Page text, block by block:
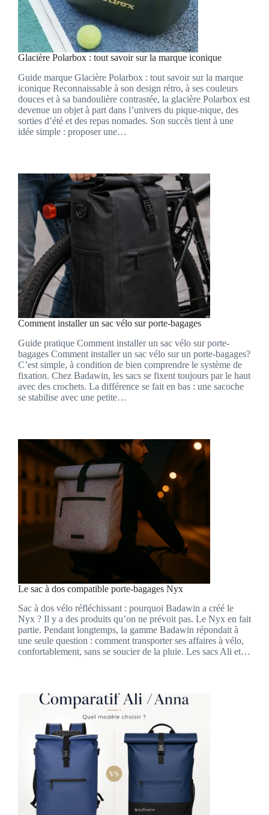
Glacière Polarbox : tout savoir sur la marque iconique
Guide marque Glacière Polarbox : tout savoir sur la marque
iconique Reconnaissable à son design rétro, à ses couleurs
douces et à sa bandoulière contrastée, la glacière Polarbox est
devenue un objet à part dans l’univers du pique-nique, des
sorties d’été et des repas nomades. Son succès tient à une
idée simple : proposer une…
Comment installer un sac vélo sur porte-bagages
Guide pratique Comment installer un sac vélo sur porte-
bagages Comment installer un sac vélo sur un porte-bagages?
C’est simple, à condition de bien comprendre le système de
fixation. Chez Badawin, les sacs se fixent toujours par le haut
avec des crochets. La différence se fait en bas : une sacoche
se stabilise avec une petite…
Le sac à dos compatible porte-bagages Nyx
Sac à dos vélo réfléchissant : pourquoi Badawin a créé le
Nyx ? Il y a des produits qu’on ne prévoit pas. Le Nyx en fait
partie. Pendant longtemps, la gamme Badawin répondait à
une seule question : comment transporter ses affaires à vélo,
confortablement, sans se soucier de la pluie. Les sacs Ali et…